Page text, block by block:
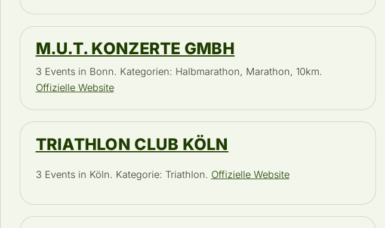
M.U.T. KONZERTE GMBH
3 Events in Bonn. Kategorien: Halbmarathon, Marathon, 10km.
Offizielle Website
TRIATHLON CLUB KÖLN
3 Events in Köln. Kategorie: Triathlon. Offizielle Website